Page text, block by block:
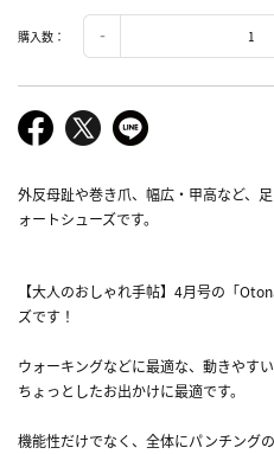
購入数：
外反母趾や巻き爪、幅広・甲高など、
ォートシューズです。
【大人のおしゃれ手帖】4月号の「
ズです！
ウォーキングなどに最適な、動きやす
ちょっとしたお出かけに最適です。
機能性だけでなく、全体にパンチング